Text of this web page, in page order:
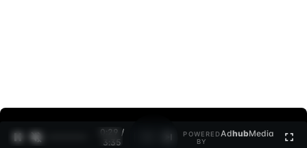
0:30 /
3:35
POWERED
BY
AdhubMedia